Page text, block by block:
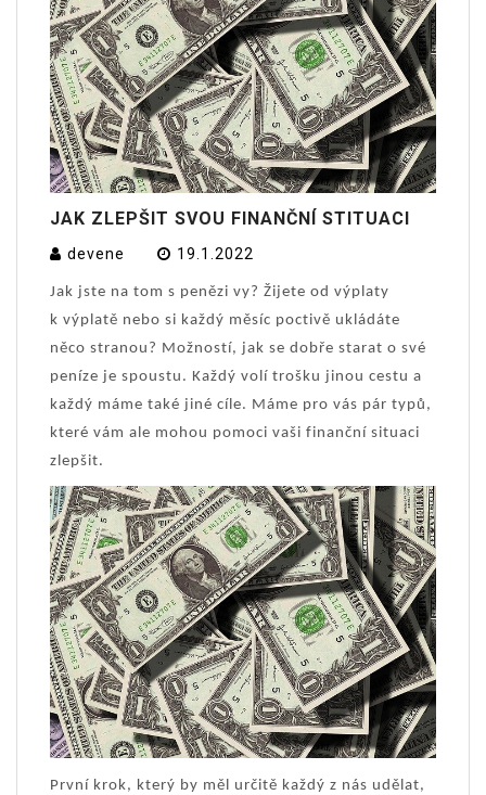
JAK ZLEPŠIT SVOU FINANČNÍ STITUACI
devene 19.1.2022
Jak jste na tom s penězi vy? Žijete od výplaty
k výplatě nebo si každý měsíc poctivě ukládáte
něco stranou? Možností, jak se dobře starat o své
peníze je spoustu. Každý volí trošku jinou cestu a
každý máme také jiné cíle. Máme pro vás pár typů,
které vám ale mohou pomoci vaši finanční situaci
zlepšit.
První krok, který by měl určitě každý z nás udělat,